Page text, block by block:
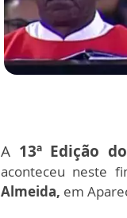
A 13ª Edição
aconteceu neste
Almeida, em